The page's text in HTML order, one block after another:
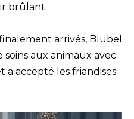
brûlant.
arrivés, Blubel
aux animaux avec
a accepté les friandises